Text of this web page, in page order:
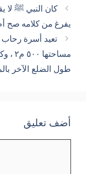
كان النبي ﷺ لا
يفرغ من كلامه صح
تعيد أسرة رحاب
طول الضلع الآخر
أضف تعليق